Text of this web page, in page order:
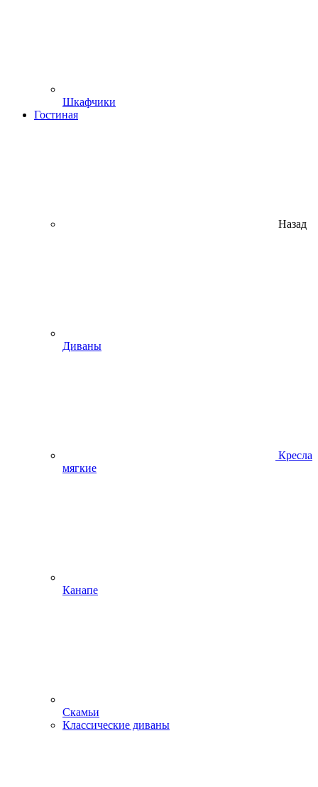
Шкафчики
Гостиная
Назад
Диваны
Кресла
мягкие
Канапе
Скамьи
Классические диваны